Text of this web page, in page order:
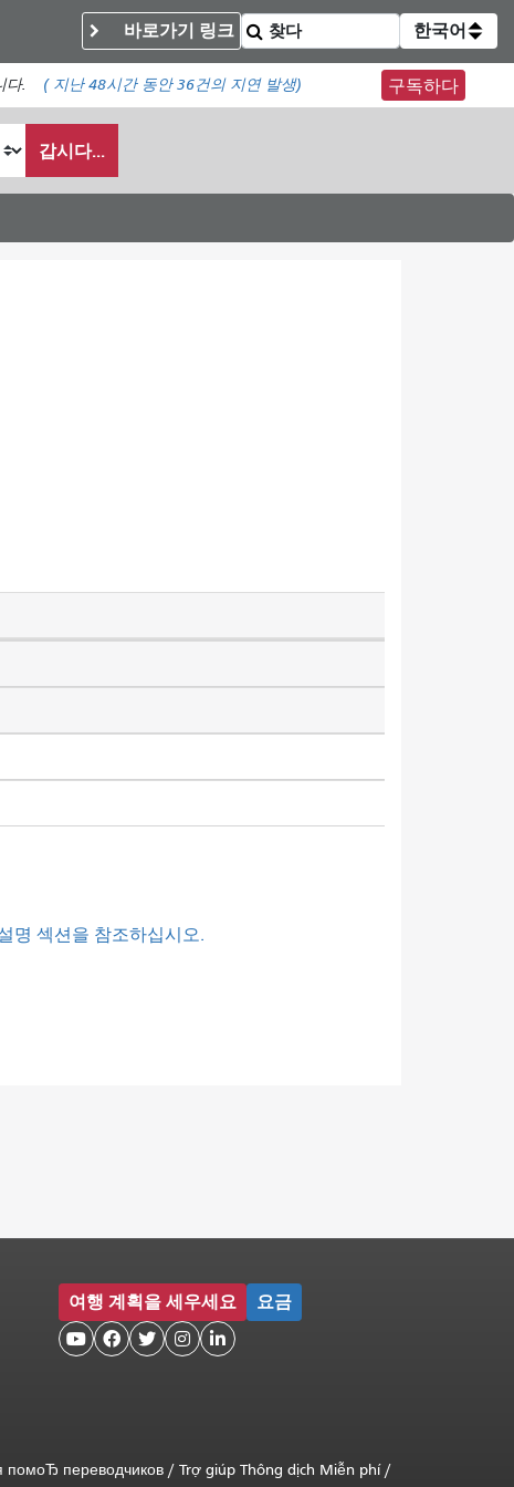
바로가기 링크 한국어
다. ( 지난 48시간 동안36건의 지연 발생) 구독하다
갑시다...
명 섹션을 참조하십시오.
여행 계획을 세우세요 요금
    
помоЂ переводчиков / Trợ giúp Thông dịch Miễn phí/